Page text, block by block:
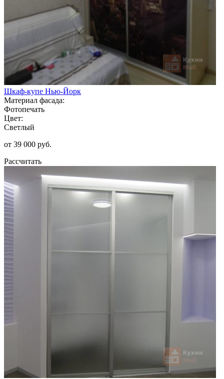
Шкаф-купе Нью-Йорк
Материал фасада:
Фотопечать
Цвет:
Светлый
от 39 000 руб.
Рассчитать